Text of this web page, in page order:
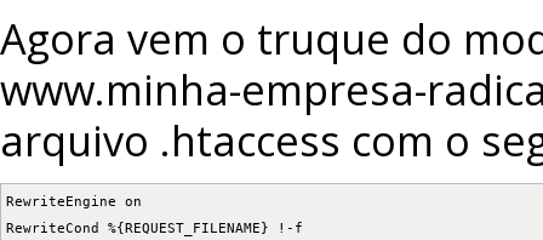
Agora vem o truque do
www.minha-empresa-
arquivo .htaccess com o
RewriteEngine on
RewriteCond %{REQUEST_FILENAME} !-f